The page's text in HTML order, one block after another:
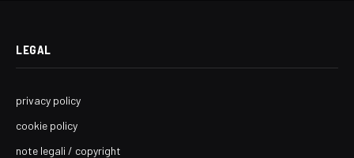
LEGAL
privacy policy
cookie policy
note legali / copyright